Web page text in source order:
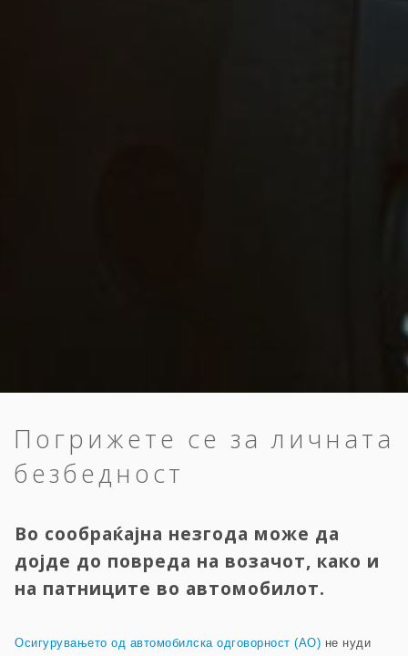
Погрижете се за личната
безбедност
Во сообраќајна незгода може да
дојде до повреда на возачот, како и
на патниците во автомобилот.
Осигурувањето од автомобилска одговорност (AO) не нуди